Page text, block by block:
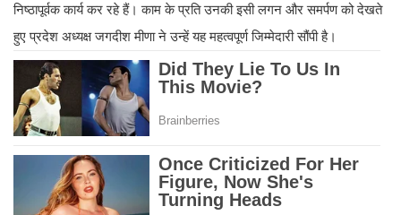
निष्ठापूर्वक कार्य कर रहे हैं। काम के प्रति उनकी इसी लगन और समर्पण को देखते
हुए प्रदेश अध्यक्ष जगदीश मीणा ने उन्हें यह महत्वपूर्ण जिम्मेदारी सौंपी है।